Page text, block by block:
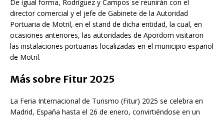
De igual forma, Rodríguez y Campos se reunirán con el
director comercial y el jefe de Gabinete de la Autoridad
Portuaria de Motril, en el stand de dicha entidad, la cual, en
ocasiones anteriores, las autoridades de Apordom visitaron
las instalaciones portuarias localizadas en el municipio español
de Motril.
Más sobre Fitur 2025
La Feria Internacional de Turismo (Fitur) 2025 se celebra en
Madrid, España hasta el 26 de enero, convirtiéndose en un